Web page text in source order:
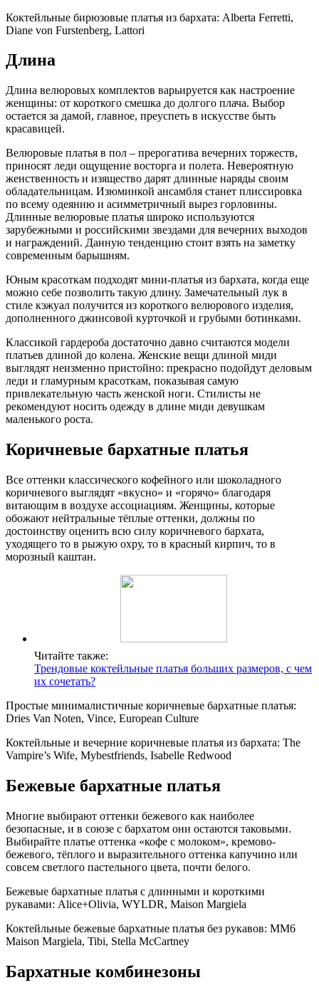
Коктейльные бирюзовые платья из бархата: Alberta Ferretti,
Diane von Furstenberg, Lattori
Длина
Длина велюровых комплектов варьируется как настроение
женщины: от короткого смешка до долгого плача. Выбор
остается за дамой, главное, преуспеть в искусстве быть
красавицей.
Велюровые платья в пол – прерогатива вечерних торжеств,
приносят леди ощущение восторга и полета. Невероятную
женственность и изящество дарят длинные наряды своим
обладательницам. Изюминкой ансамбля станет плиссировка
по всему одеянию и асимметричный вырез горловины.
Длинные велюровые платья широко используются
зарубежными и российскими звездами для вечерних выходов
и награждений. Данную тенденцию стоит взять на заметку
современным барышням.
Юным красоткам подходят мини-платья из бархата, когда еще
можно себе позволить такую длину. Замечательный лук в
стиле кэжуал получится из короткого велюрового изделия,
дополненного джинсовой курточкой и грубыми ботинками.
Классикой гардероба достаточно давно считаются модели
платьев длиной до колена. Женские вещи длиной миди
выглядят неизменно пристойно: прекрасно подойдут деловым
леди и гламурным красоткам, показывая самую
привлекательную часть женской ноги. Стилисты не
рекомендуют носить одежду в длине миди девушкам
маленького роста.
Коричневые бархатные платья
Все оттенки классического кофейного или шоколадного
коричневого выглядят «вкусно» и «горячо» благодаря
витающим в воздухе ассоциациям. Женщины, которые
обожают нейтральные тёплые оттенки, должны по
достоинству оценить всю силу коричневого бархата,
уходящего то в рыжую охру, то в красный кирпич, то в
морозный каштан.
Читайте также:
Трендовые коктейльные платья больших размеров, с чем
их сочетать?
Простые минималистичные коричневые бархатные платья:
Dries Van Noten, Vince, European Culture
Коктейльные и вечерние коричневые платья из бархата: The
Vampire’s Wife, Mybestfriends, Isabelle Redwood
Бежевые бархатные платья
Многие выбирают оттенки бежевого как наиболее
безопасные, и в союзе с бархатом они остаются таковыми.
Выбирайте платье оттенка «кофе с молоком», кремово-
бежевого, тёплого и выразительного оттенка капучино или
совсем светлого пастельного цвета, почти белого.
Бежевые бархатные платья с длинными и короткими
рукавами: Alice+Olivia, WYLDR, Maison Margiela
Коктейльные бежевые бархатные платья без рукавов: MM6
Maison Margiela, Tibi, Stella McCartney
Бархатные комбинезоны